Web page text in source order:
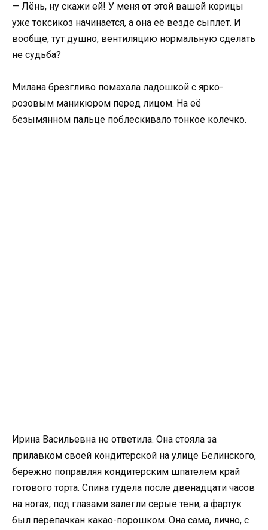
— Лёнь, ну скажи ей! У меня от этой вашей корицы
уже токсикоз начинается, а она её везде сыплет. И
вообще, тут душно, вентиляцию нормальную сделать
не судьба?
Милана брезгливо помахала ладошкой с ярко-
розовым маникюром перед лицом. На её
безымянном пальце поблескивало тонкое колечко.
Ирина Васильевна не ответила. Она стояла за
прилавком своей кондитерской на улице Белинского,
бережно поправляя кондитерским шпателем край
готового торта. Спина гудела после двенадцати часов
на ногах, под глазами залегли серые тени, а фартук
был перепачкан какао-порошком. Она сама, лично, с